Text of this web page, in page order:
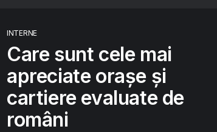
INTERNE
Care sunt cele mai
apreciate orașe și
cartiere evaluate de
români